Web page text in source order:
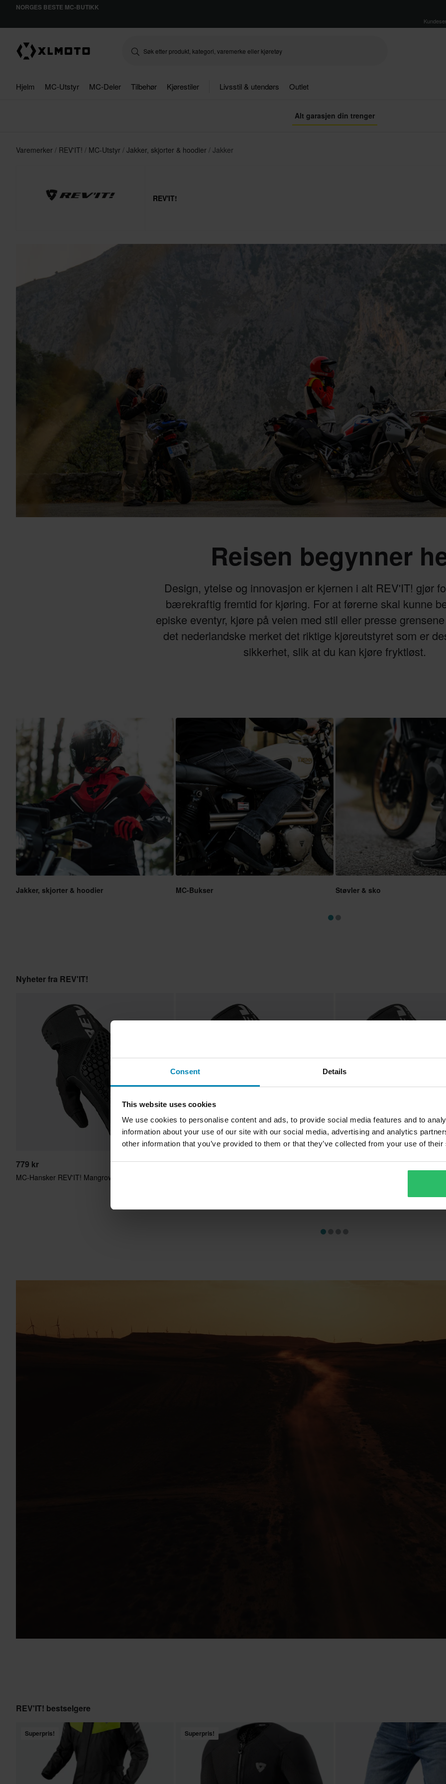
Consent Details
This website uses cookies
We use cookies to personalise content and ads, to provide social media features and to
information about your use of our site with our social media, advertising and analytics
other information that you’ve provided to them or that they’ve collected from your use of
NORGES BESTE MC-BUTIKK
Hjelm MC-Utstyr MC-Deler Tilbehør Kjørestiler Livsstil & utendørs Outlet
Alt garasjen din trenger
Varemerker REV'IT! MC-Utstyr Jakker, skjorter & hoodier Jakker
REV'IT!
Reisen begynner
Design, ytelse og innovasjon er kjernen i alt REV'IT! gjør
bærekraftig fremtid for kjøring. For at førerne skal kunne
episke eventyr, kjøre på veien med stil eller presse
det nederlandske merket det riktige kjøreutstyret som er
sikkerhet, slik at du kan kjøre fryktløst.
Jakker, skjorter & hoodier MC-Bukser Støvler & sko
Nyheter fra REV'IT!
779 kr
MC-Hansker REV'IT! Mangrove 2 Svart
779 kr 779 kr
REV'IT! bestselgere
Superpris! Superpris!